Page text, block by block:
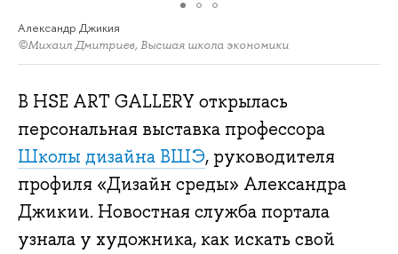
Александр Джикия
©Михаил Дмитриев, Высшая школа экономики
В HSE ART GALLERY открылась
персональная выставка профессора
Школы дизайна ВШЭ, руководителя
профиля «Дизайн среды» Александра
Джикии. Новостная служба портала
узнала у художника, как искать свой